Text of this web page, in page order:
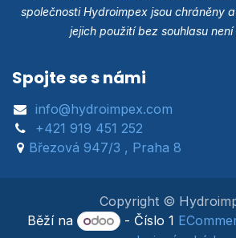
společnosti Hydroimpex jsou chráněny
jejich použití bez souhlasu není
Spojte se s námi
info@hydroimpex.com
+421 919 451 252
Březová 947/3 , Praha 8
Copyright ©
Běží na
- Číslo 1